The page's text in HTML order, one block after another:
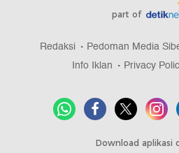
part of
Redaksi Pedoman Media
Info Iklan
Privacy
Download aplikasi